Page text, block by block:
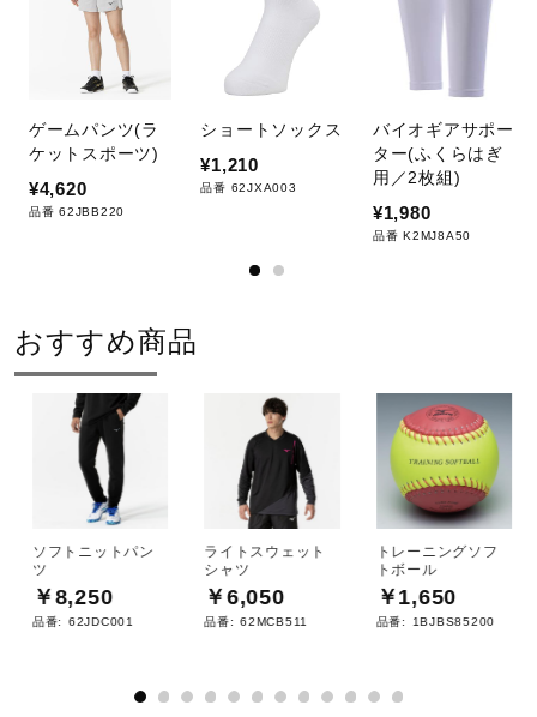
発売シーズン
ゲームパンツ(ラ
ケットスポーツ)
¥4,620
品番 62JBB220
ショートソックス
¥1,210
品番 62JXA003
バイオギアサポー
ター(ふくらはぎ
用／2枚組)
¥1,980
品番 K2MJ8A50
おすすめ商品
ソフトニットパン
ツ
￥8,250
品番: 62JDC001
ライトスウェット
シャツ
￥6,050
品番: 62MCB511
トレーニングソフ
トボール
￥1,650
品番: 1BJBS85200